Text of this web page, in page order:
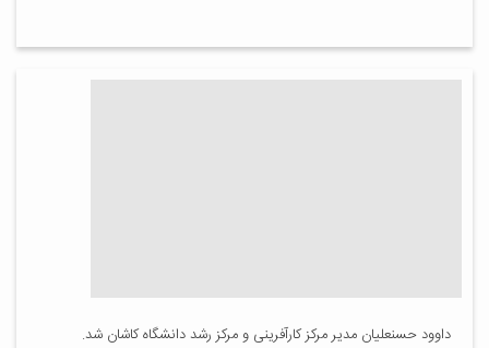
داوود حسنعلیان مدیر مرکز کارآفرینی و مرکز رشد دانشگاه کاشان شد.